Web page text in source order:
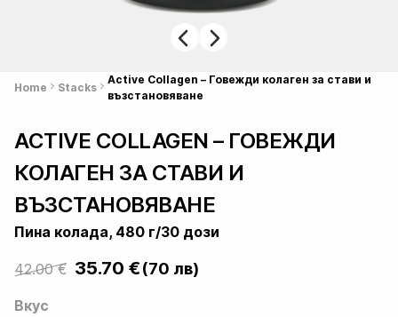
Home Stacks
Active Collagen – Говежди колаген за стави и
възстановяване
ACTIVE COLLAGEN – ГОВЕЖДИ
КОЛАГЕН ЗА СТАВИ И
ВЪЗСТАНОВЯВАНЕ
Пина колада, 480 г/30 дози
42.00€
Original
price
35.70 €
Current
price
(70 лв)
Вкус